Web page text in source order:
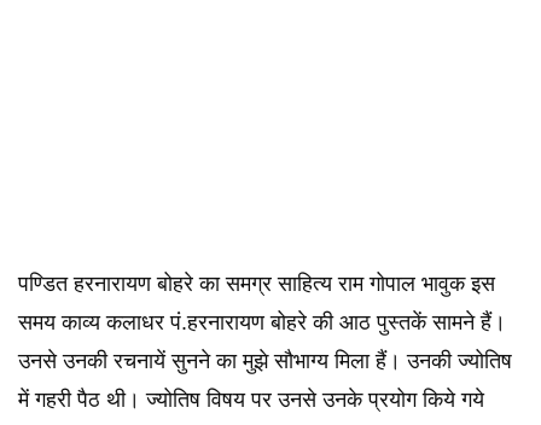
पण्डित हरनारायण बोहरे का समग्र साहित्य राम गोपाल भावुक इस
समय काव्य कलाधर पं.हरनारायण बोहरे की आठ पुस्तकें सामने हैं।
उनसे उनकी रचनायें सुनने का मुझे सौभाग्य मिला हैं। उनकी ज्योतिष
में गहरी पैठ थी। ज्योतिष विषय पर उनसे उनके प्रयोग किये गये